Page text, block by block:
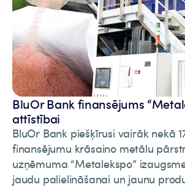
BluOr Bank finansējums
attīstībai
BluOr Bank piešķīrusi vairāk nekā
finansējumu krāsaino metālu
uzņēmuma “Metalekspo”
jaudu palielināšanai un jaunu